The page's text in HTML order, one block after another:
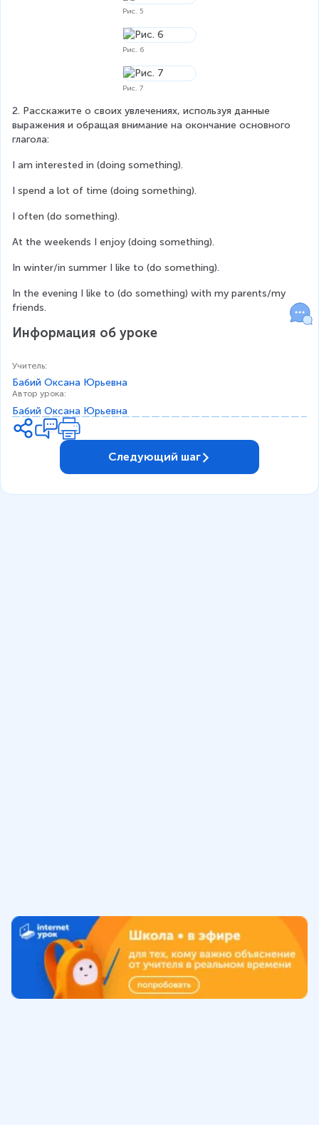
Рис. 5
Рис. 6
Рис. 7
2. Расскажите о своих увлечениях, используя данные
выражения и обращая внимание на окончание основного
глагола:
I am interested in (doing something).
I spend a lot of time (doing something).
I often (do something).
At the weekends I enjoy (doing something).
In winter/in summer I like to (do something).
In the evening I like to (do something) with my parents/my
friends.
Информация об уроке
Учитель:
Бабий Оксана Юрьевна
Автор урока:
Бабий Оксана Юрьевна
Следующий шаг